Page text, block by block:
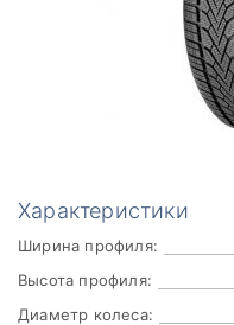
Характеристики
Ширина профиля:
Высота профиля:
Диаметр колеса: